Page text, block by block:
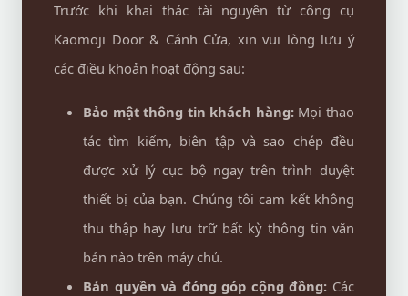
Trước khi khai thác tài nguyên từ công cụ
Kaomoji Door & Cánh Cửa, xin vui lòng lưu ý
các điều khoản hoạt động sau:
Bảo mật thông tin khách hàng:Mọi thao
tác tìm kiếm, biên tập và sao chép đều
được xử lý cục bộ ngay trên trình duyệt
thiết bị của bạn. Chúng tôi cam kết không
thu thập hay lưu trữ bất kỳ thông tin văn
bản nào trên máy chủ.
Bản quyền và đóng góp cộng đồng: Các